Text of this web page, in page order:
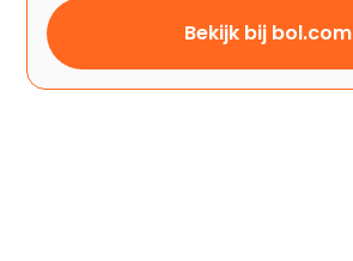
Bekijk bij bol.com